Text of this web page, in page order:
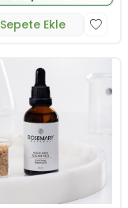
Sepete Ekle